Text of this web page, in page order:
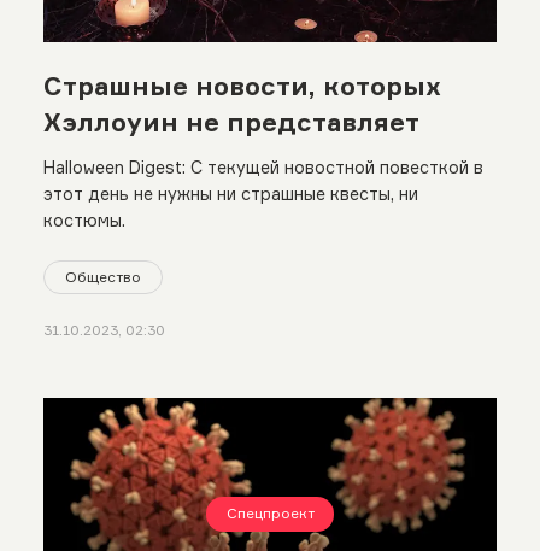
Страшные новости, которых
Хэллоуин не представляет
Halloween Digest: С текущей новостной повесткой в
этот день не нужны ни страшные квесты, ни
костюмы.
Общество
31.10.2023, 02:30
Спецпроект